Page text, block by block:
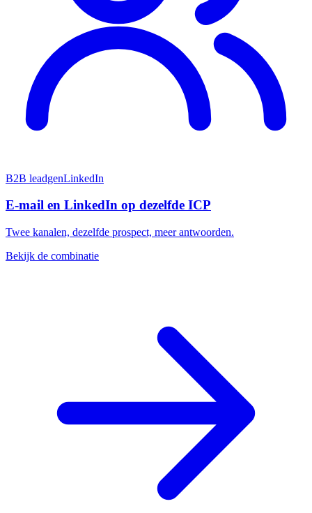
B2B leadgenLinkedIn
E-mail en LinkedIn op dezelfde ICP
Twee kanalen, dezelfde prospect, meer antwoorden.
Bekijk de combinatie